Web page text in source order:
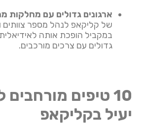
ארגונים גדולים עם מחלקות
של קליקאפ לנהל מספר צוותים
במקביל הופכת אותה לאידיאלית
גדולים עם צרכים מורכבים.
10 טיפים
יעיל בקליקאפ